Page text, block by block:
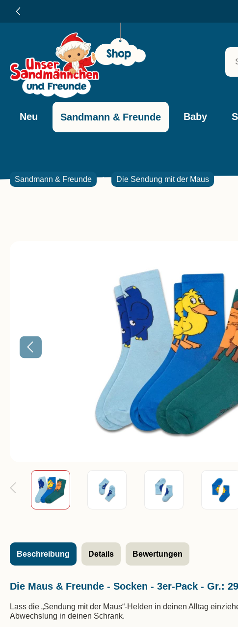
springen
10% sparen 🎉
Neu Sandmann & Freunde Baby
Sandmann & Freunde Die Sendung mit der Maus
Beschreibung Details Bewertungen
Die Maus & Freunde - Socken - 3er-Pack - Gr.:
Lass die „Sendung mit der Maus“-Helden in deinen Alltag
Abwechslung in deinen Schrank.